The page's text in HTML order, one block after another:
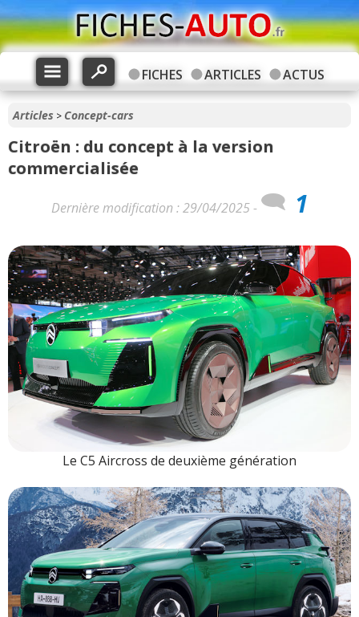
FICHES ARTICLES ACTUS
Articles > Concept-cars
Citroën : du concept à la version
commercialisée
Dernière modification : 29/04/2025 - 1
Le C5 Aircross de deuxième génération